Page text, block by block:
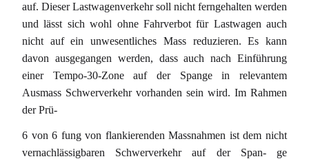
auf. Dieser Lastwagenverkehr soll nicht ferngehalten werden
und lässt sich wohl ohne Fahrverbot für Lastwagen auch
nicht auf ein unwesentliches Mass reduzieren. Es kann
davon ausgegangen werden, dass auch nach Einführung
einer Tempo-30-Zone auf der Spange in relevantem
Ausmass Schwerverkehr vorhanden sein wird. Im Rahmen
der Prü-
6 von 6 fung von flankierenden Massnahmen ist dem nicht
vernachlässigbaren Schwerverkehr auf der Span- ge